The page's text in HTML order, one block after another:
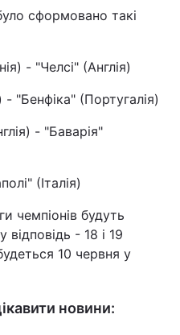
сформовано такі
- "Челсі" (Англія)
- "Бенфіка" (Португалія)
- "Баварія"
(Італія)
чемпіонів будуть
відповідь - 18 і 19
10 червня у
новини: